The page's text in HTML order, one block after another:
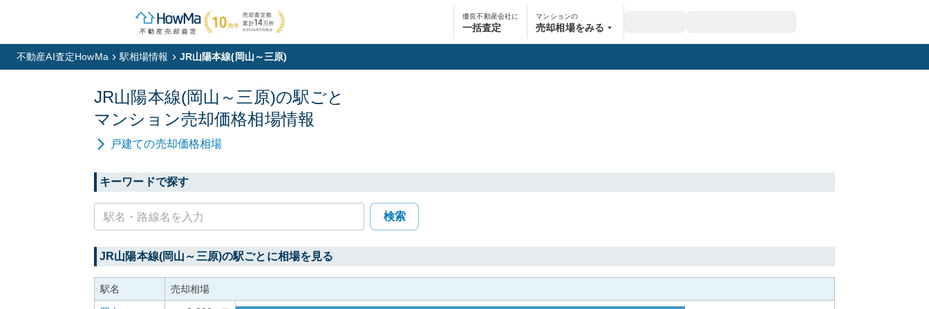
優良不動産会社に
一括査定
マンションの
売却相場をみる
不動産AI査定HowMa 駅相場情報 JR山陽本線(岡山～三原)
JR山陽本線(岡山～三原)の駅ごと
マンション売却価格相場情報
戸建ての売却価格相場
キーワードで探す
検索
JR山陽本線(岡山～三原)の駅ごとに相場を見る
駅名 売却相場